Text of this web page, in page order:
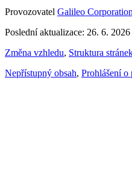
Provozovatel Galileo
Poslední aktualizace: 26. 6. 2026
Změna vzhledu, Struktura
Nepřístupný obsah, Prohlášení o